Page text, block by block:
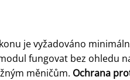
je vyžadováno
fungovat bez ohledu
měničům. Ochrana